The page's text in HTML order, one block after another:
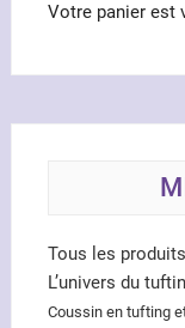
Votre panier est
Tous les produits
L’univers du
Coussin en tufting